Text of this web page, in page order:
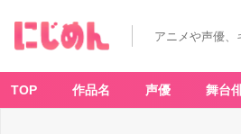
アニメや声優、
TOP 作品名 声優 舞台